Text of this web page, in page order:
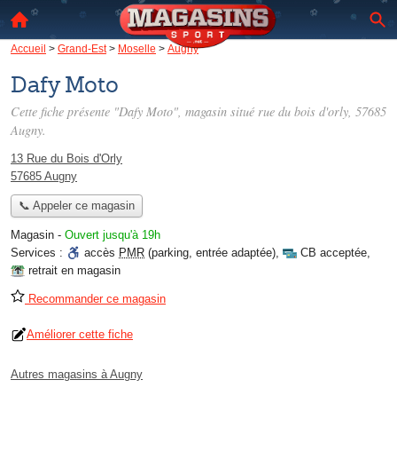
Accueil > Grand-Est> Moselle > Augny
Dafy Moto
Cette fiche présente "Dafy Moto", magasin situé rue du bois d'orly, 57685
Augny.
13 Rue du Bois d'Orly
57685 Augny
📞 Appeler ce magasin
Magasin - Ouvert jusqu'à 19h
Services :
accès PMR (parking, entrée adaptée), CB acceptée,
retrait en magasin
Recommander ce magasin
Améliorer cette fiche
Autres magasins à Augny